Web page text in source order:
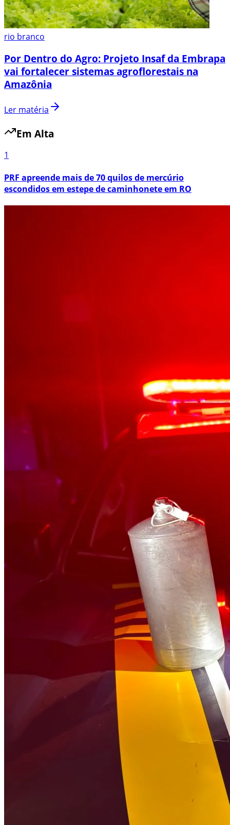
rio branco
Por Dentro do Agro: Projeto Insaf da Embrapa
vai fortalecer sistemas agroflorestais na
Amazônia
Ler matéria
Em Alta
1
PRF apreende mais de 70 quilos de mercúrio
escondidos em estepe de caminhonete em RO